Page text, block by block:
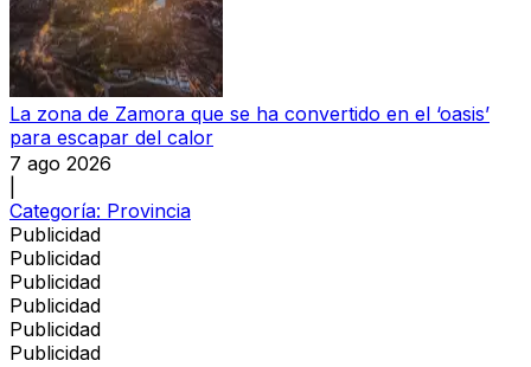
La zona de Zamora que se ha convertido en el ‘oasis’
para escapar del calor
7 ago 2026
Categoría: Provincia
Publicidad
Publicidad
Publicidad
Publicidad
Publicidad
Publicidad